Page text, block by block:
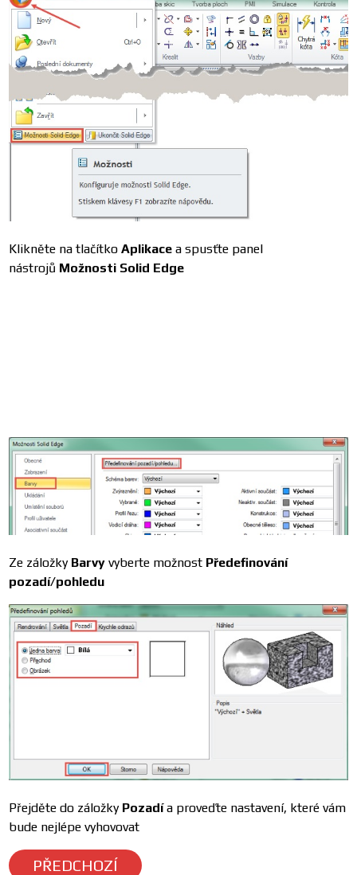
Klikněte na tlačítko Aplikace a spusťte panel
nástrojů Možnosti Solid Edge
Ze záložkyBarvy vyberte možnost Předefinování
pozadí/pohledu
Přejděte do záložkyPozadía proveďte nastavení, které vám
bude nejlépe vyhovovat
PŘEDCHOZÍ